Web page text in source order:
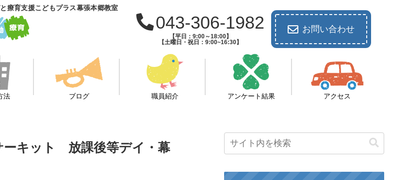
療育支援こどもプラス幕張本郷教室
043-306-1982
【平日：9:00～18:00】
【土曜日・祝日：9:00~16:30】
お問い合わせ
法 ブログ 職員紹介 アンケート結果 アクセス
ット 放課後等デイ・幕